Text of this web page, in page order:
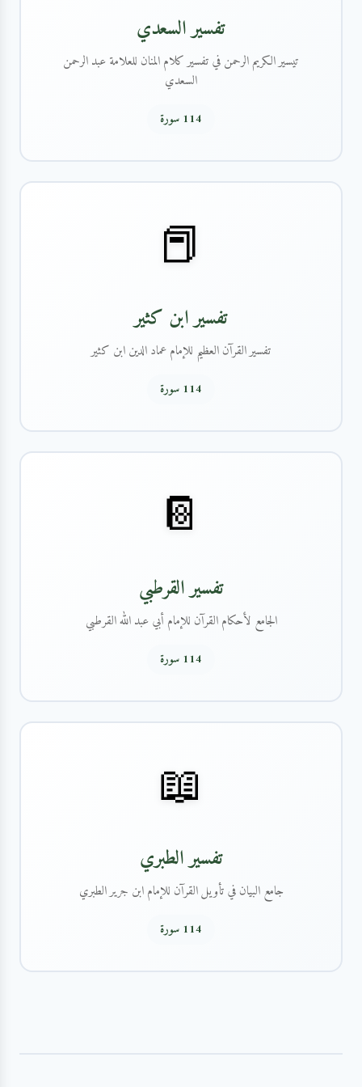
تفسير السعدي
تيسير الكريم الرحمن في تفسير كلام المنان للعلامة عبد الرحمن
السعدي
114 سورة
📕
تفسير ابن كثير
تفسير القرآن العظيم للإمام عماد الدين ابن كثير
114 سورة
📔
تفسير القرطبي
الجامع لأحكام القرآن للإمام أبي عبد الله القرطبي
114 سورة
📖
تفسير الطبري
جامع البيان في تأويل القرآن للإمام ابن جرير الطبري
114 سورة